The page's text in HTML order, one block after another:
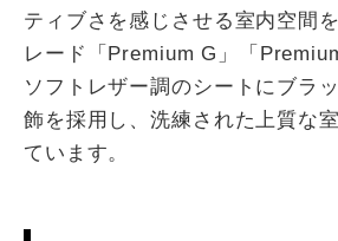
ティブさを感じさせる室内空間
レード「Premium G」「
ソフトレザー調のシートにブラ
飾を採用し、洗練された上質な
ています。